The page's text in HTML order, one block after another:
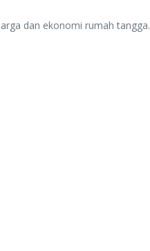
dan ekonomi rumah tangga.